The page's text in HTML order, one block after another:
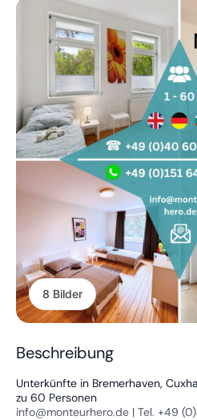
8 Bilder
Beschreibung
Unterkünfte in Bremerhaven,
zu 60 Personen
info@monteurhero.de | Tel. +49